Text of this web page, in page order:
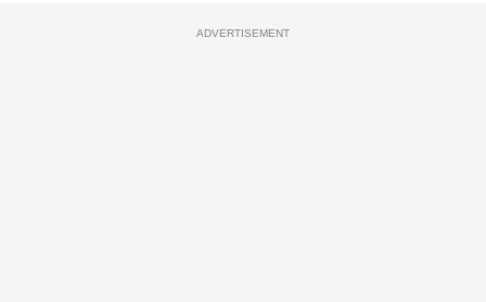
ADVERTISEMENT